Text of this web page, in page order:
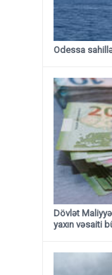
Odessa
Dövlət
yaxın vəsaiti